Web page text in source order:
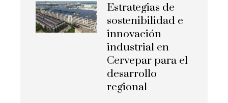
Estrategias de
sostenibilidad e
innovación
industrial en
Cervepar para el
desarrollo
regional